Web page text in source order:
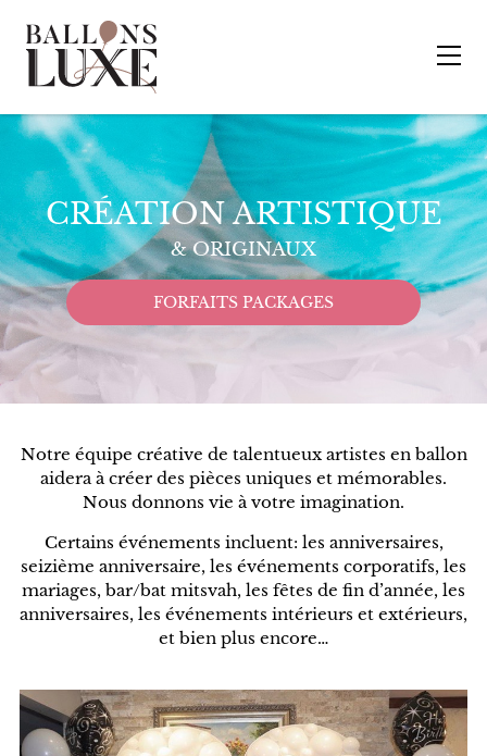
CRÉATION ARTISTIQUE
& ORIGINAUX
FORFAITS PACKAGES
Notre équipe créative de talentueux artistes en ballon
aidera à créer des pièces uniques et mémorables.
Nous donnons vie à votre imagination.
Certains événements incluent: les anniversaires,
seizième anniversaire, les événements corporatifs, les
mariages, bar/bat mitsvah, les fêtes de fin d’année, les
anniversaires, les événements intérieurs et extérieurs,
et bien plus encore…